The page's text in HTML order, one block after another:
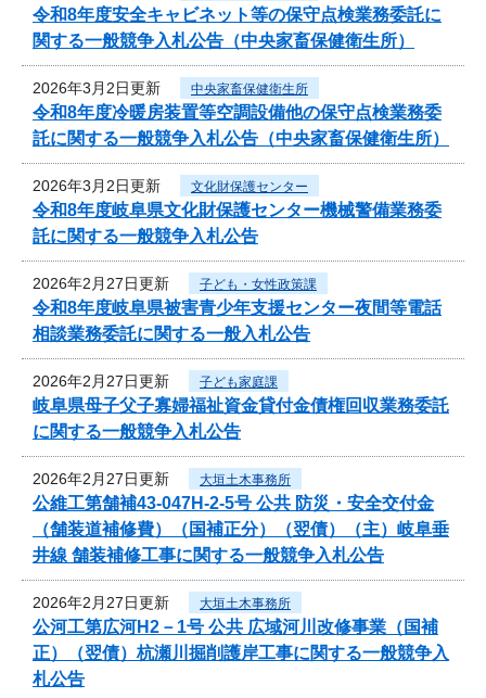
令和8年度安全キャビネット等の保守点検業務委託に
関する一般競争入札公告（中央家畜保健衛生所）
2026年3月2日更新 中央家畜保健衛生所
令和8年度冷暖房装置等空調設備他の保守点検業務委
託に関する一般競争入札公告（中央家畜保健衛生所）
2026年3月2日更新 文化財保護センター
令和8年度岐阜県文化財保護センター機械警備業務委
託に関する一般競争入札公告
2026年2月27日更新 子ども・女性政策課
令和8年度岐阜県被害青少年支援センター夜間等電話
相談業務委託に関する一般入札公告
2026年2月27日更新 子ども家庭課
岐阜県母子父子寡婦福祉資金貸付金債権回収業務委託
に関する一般競争入札公告
2026年2月27日更新 大垣土木事務所
公維工第舗補43-047H-2-5号 公共 防災・安全交付金
（舗装道補修費）（国補正分）（翌債）（主）岐阜垂
井線 舗装補修工事に関する一般競争入札公告
2026年2月27日更新 大垣土木事務所
公河工第広河H2－1号 公共 広域河川改修事業（国補
正）（翌債）杭瀬川掘削護岸工事に関する一般競争入
札公告